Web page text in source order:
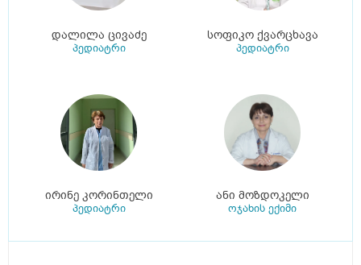
დალილა ცივაძე
პედიატრი
სოფიკო ქვარცხავა
პედიატრი
ირინე კორინთელი
პედიატრი
ანი მოზდოკელი
ოჯახის ექიმი